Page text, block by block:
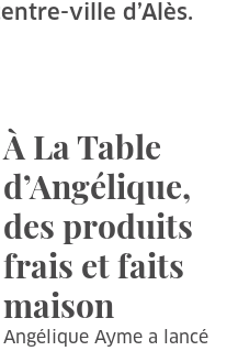
ville d’Alès.
À La Table
d’Angélique,
des produits
frais et faits
maison
Angélique Ayme a lancé